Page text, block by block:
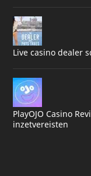
Live casino dealer
PlayOJO Casino
inzetvereisten